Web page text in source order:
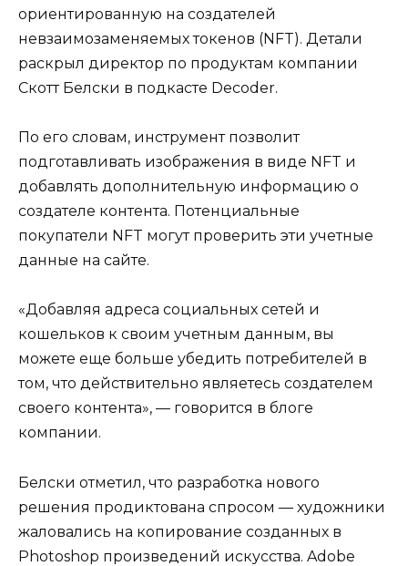
ориентированную на создателей
невзаимозаменяемых токенов (NFT). Детали
раскрыл директор по продуктам компании
Скотт Белски в подкасте Decoder.
По его словам, инструмент позволит
подготавливать изображения в виде NFT и
добавлять дополнительную информацию о
создателе контента. Потенциальные
покупатели NFT могут проверить эти учетные
данные на сайте.
«Добавляя адреса социальных сетей и
кошельков к своим учетным данным, вы
можете еще больше убедить потребителей в
том, что действительно являетесь создателем
своего контента», — говорится в блоге
компании.
Белски отметил, что разработка нового
решения продиктована спросом — художники
жаловались на копирование созданных в
Photoshop произведений искусства. Adobe